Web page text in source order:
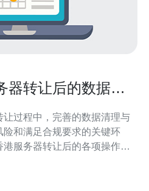
器转让后的数据清
过程中，完善的数据清理与
险和满足合规要求的关键环
服务器转让后的各项操作步
队在实际交接时参考与落